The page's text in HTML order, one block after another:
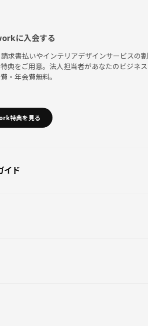
に入会する
求書払いやインテリアデザインサービスの割
典をご用意。法人担当者があなたのビジネス
・年会費無料。
特典を見る
イド